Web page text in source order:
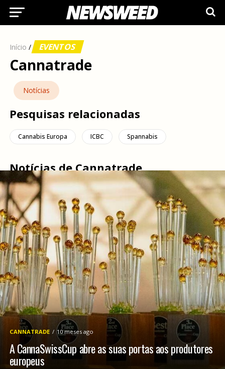
Início / EVENTOS
Cannatrade
Notícias
Pesquisas relacionadas
Cannabis Europa ICBC Spannabis
Notícias de Cannatrade
CANNATRADE 10 meses ago
A CannaSwissCup abre as suas portas aos produtores
europeus